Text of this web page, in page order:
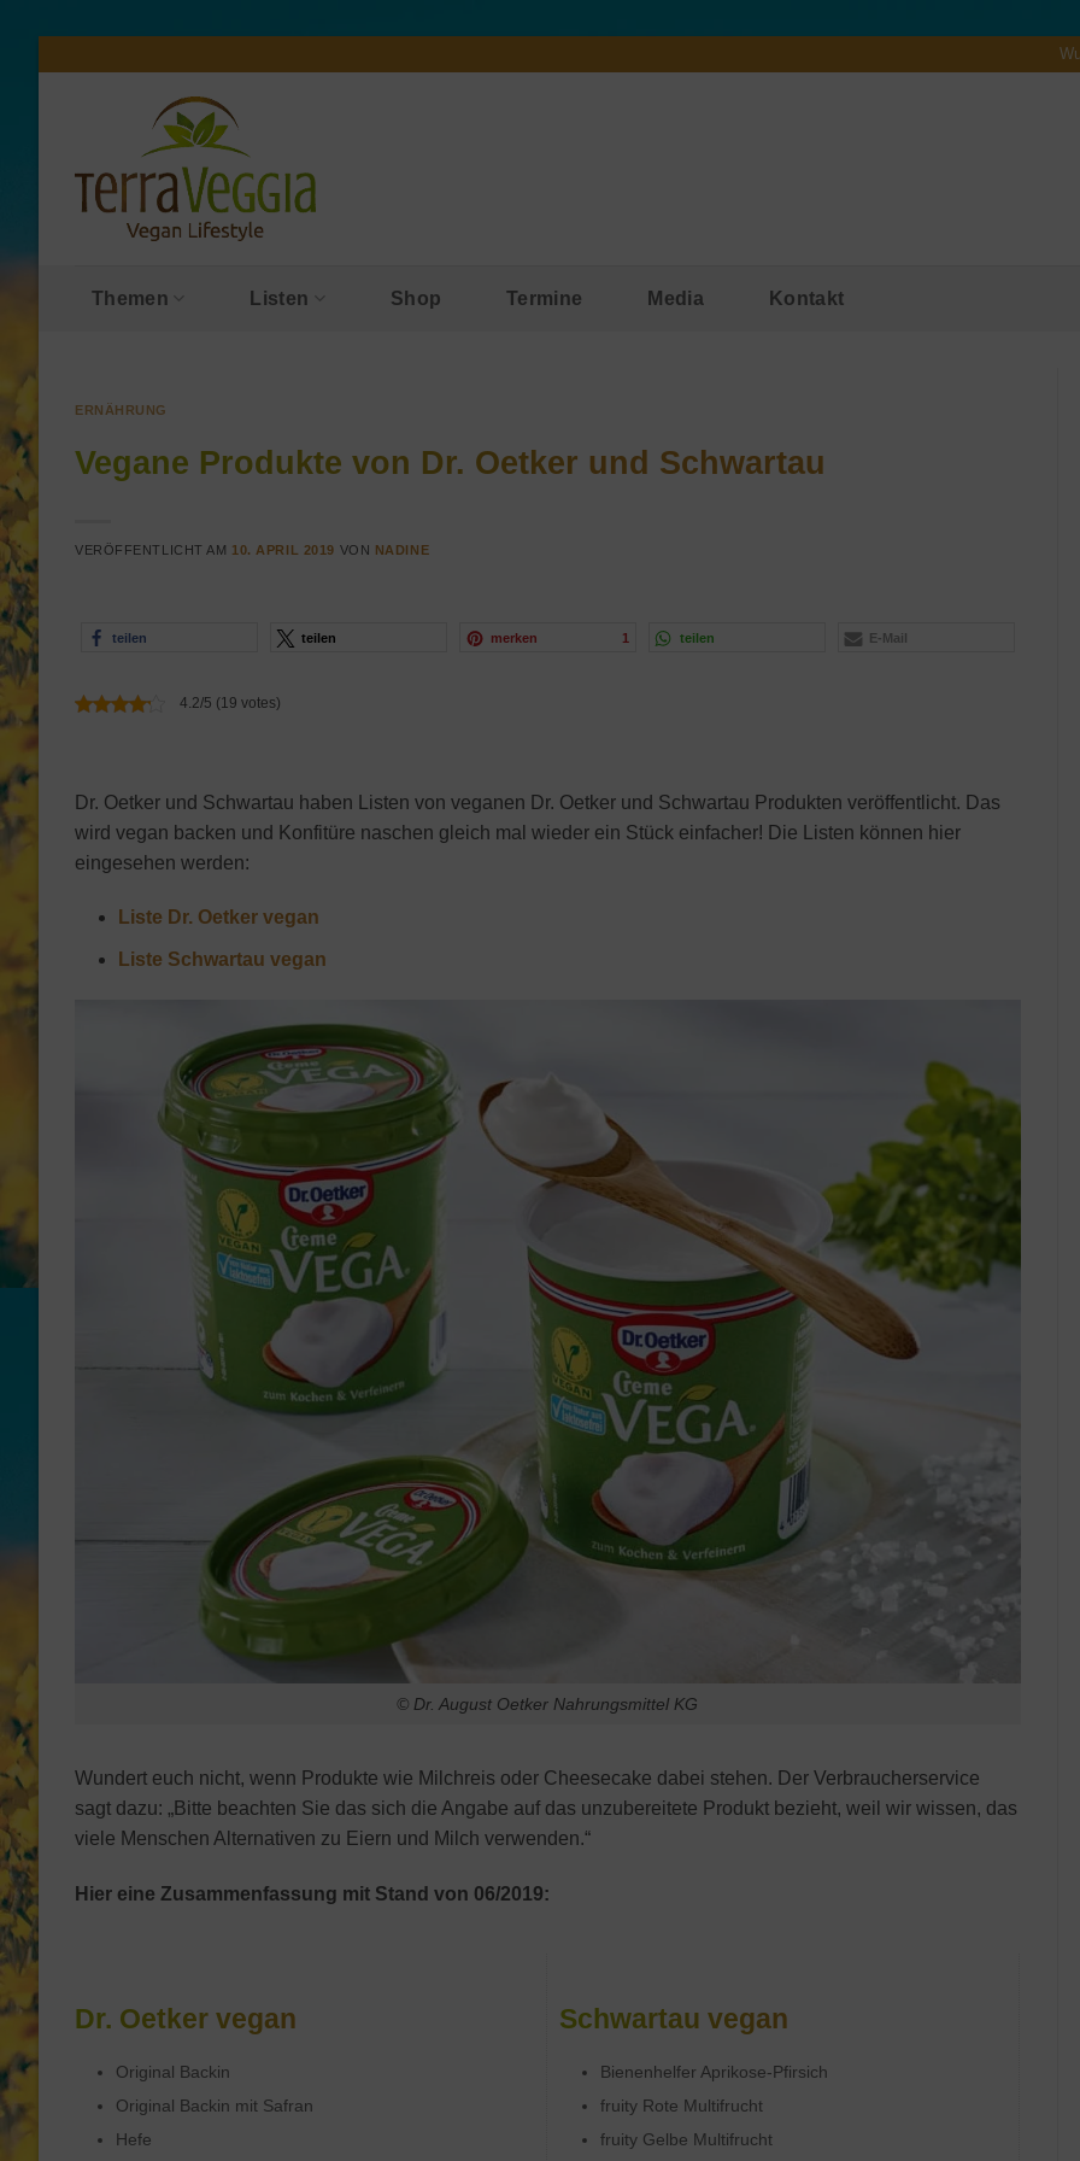
Themen Listen Shop Termine Media Kontakt
ERNÄHRUNG
Vegane Produkte von Dr. Oetker und Schwartau
VERÖFFENTLICHT AM 10. APRIL 2019 VON NADINE
teilen teilen merken 1 teilen E-Mail
4.2/5 (19 votes)
Dr. Oetker und Schwartau haben Listen von veganen Dr. Oetker und Schwartau Produkten veröffentlicht. Das
wird vegan backen und Konfitüre naschen gleich mal wieder ein Stück einfacher! Die Listen können hier
eingesehen werden:
Liste Dr. Oetker vegan
Liste Schwartau vegan
© Dr. August Oetker Nahrungsmittel KG
Wundert euch nicht, wenn Produkte wie Milchreis oder Cheesecake dabei stehen. Der Verbraucherservice
sagt dazu: „Bitte beachten Sie das sich die Angabe auf das unzubereitete Produkt bezieht, weil wir wissen, das
viele Menschen Alternativen zu Eiern und Milch verwenden.“
Hier eine Zusammenfassung mit Stand von 06/2019:
Dr. Oetker vegan
Original Backin
Original Backin mit Safran
Hefe
Schwartau vegan
Bienenhelfer Aprikose-Pfirsich
fruity Rote Multifrucht
fruity Gelbe Multifrucht